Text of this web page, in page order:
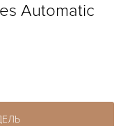
Automatic